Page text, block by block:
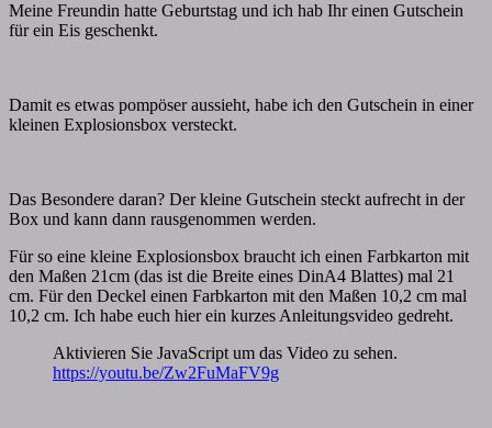
Meine Freundin hatte Geburtstag und ich hab Ihr einen Gutschein
für ein Eis geschenkt.
Damit es etwas pompöser aussieht, habe ich den Gutschein in einer
kleinen Explosionsbox versteckt.
Das Besondere daran? Der kleine Gutschein steckt aufrecht in der
Box und kann dann rausgenommen werden.
Für so eine kleine Explosionsbox braucht ich einen Farbkarton mit
den Maßen 21cm (das ist die Breite eines DinA4 Blattes) mal 21
cm. Für den Deckel einen Farbkarton mit den Maßen 10,2 cm mal
10,2 cm. Ich habe euch hier ein kurzes Anleitungsvideo gedreht.
Aktivieren Sie JavaScript um das Video zu sehen.
https://youtu.be/Zw2FuMaFV9g